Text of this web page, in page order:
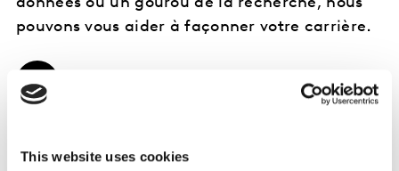
This website uses cookies
pouvons vous aider à façonner votre carrière.